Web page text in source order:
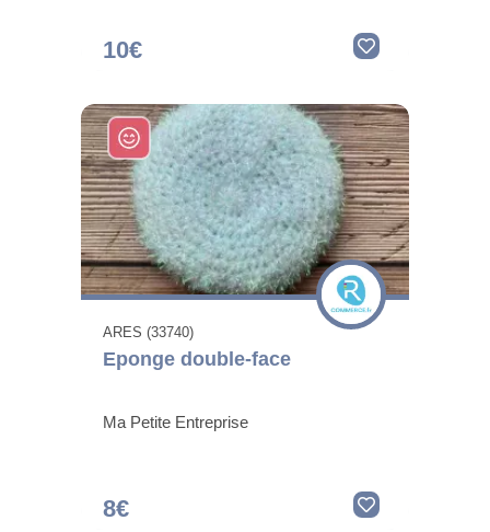
10€
ARES (33740)
Eponge double-face
Ma Petite Entreprise
8€